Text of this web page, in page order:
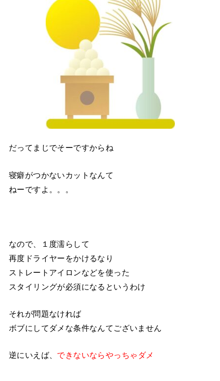
だってまじでそーですからね
寝癖がつかないカットなんて
ねーですよ。。。
なので、１度濡らして
再度ドライヤーをかけるなり
ストレートアイロンなどを使った
スタイリングが必須になるというわけ
それが問題なければ
ボブにしてダメな条件なんてございません
逆にいえば、 できないならやっちゃダメ